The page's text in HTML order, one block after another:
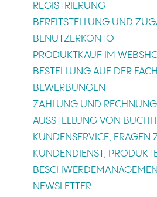
REGISTRIERUNG
BEREITSTELLUNG UND
BENUTZERKONTO
PRODUKTKAUF IM
BESTELLUNG AUF DER
BEWERBUNGEN
ZAHLUNG UND
AUSSTELLUNG VON
KUNDENSERVICE, FRAGEN
KUNDENDIENST,
NEWSLETTER